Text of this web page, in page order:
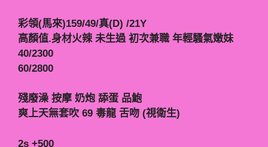
彩領(馬來)159/49/真(D) /21Y
高顏值.身材火辣 未生過 初次兼職 年輕騷氣嫩妹
40/2300
60/2800
殘廢澡 按摩 奶炮 舔蛋 品鮑
爽上天無套吹 69 毒龍 舌吻 (視衛生)
2s +500